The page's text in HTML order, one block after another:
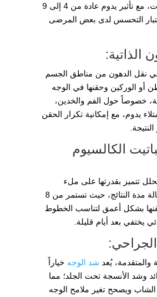
لرفعها وملء الفراغات، مع تأثير يدوم عادة من 4 إلى 9
التحسس لدى بعض المرضى
نقل الدهون من مناطق الجسم
أو الوركين وحقنها في الوجه
خصوصاً حول الفم والخدين،
يدوم، مع إمكانية تكرار الحقن
الكالسيوم
تتميز بقدرتها على ملء
التجاعيد العميقة وإطالة مدة النتائج، حيث تستمر من 8
حقنها بشكل أعمق لتناسب الخطوط
يختفي بعد أيام قليلة.
والمتقدمة، يُعد شد الوجه خياراً
وشد الأنسجة تحت الجلد؛ مما
ويصحح تغير ملامح الوجه